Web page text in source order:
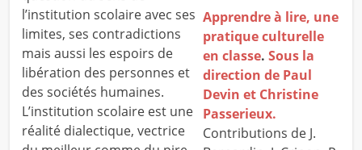
l’institution scolaire avec ses
limites, ses contradictions
mais aussi les espoirs de
libération des personnes et
des sociétés humaines.
L’institution scolaire est une
réalité dialectique, vectrice
Apprendre à lire, une
pratique culturelle
en classe. Sous la
direction de Paul
Devin et Christine
Passerieux.
Contributions de J.